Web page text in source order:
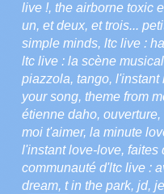
live !, the airborne toxic
un, et deux, et trois...
simple minds, ltc live :
ltc live : la scène
piazzola, tango, l'instant
your song, theme from
étienne daho, ouverture,
moi t'aimer, la minute
l'instant love-love, faites
communauté d'ltc live :
dream, t in the park, jd,